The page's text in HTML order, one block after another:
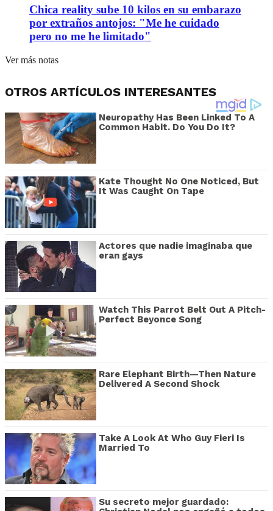
Chica reality sube 10 kilos en su embarazo
por extraños antojos: "Me he cuidado
pero no me he limitado"
Ver más notas
OTROS ARTÍCULOS INTERESANTES
Neuropathy Has Been Linked To A
Common Habit. Do You Do It?
Kate Thought No One Noticed, But
It Was Caught On Tape
Actores que nadie imaginaba que
eran gays
Watch This Parrot Belt Out A Pitch-
Perfect Beyonce Song
Rare Elephant Birth—Then Nature
Delivered A Second Shock
Take A Look At Who Guy Fieri Is
Married To
Su secreto mejor guardado: